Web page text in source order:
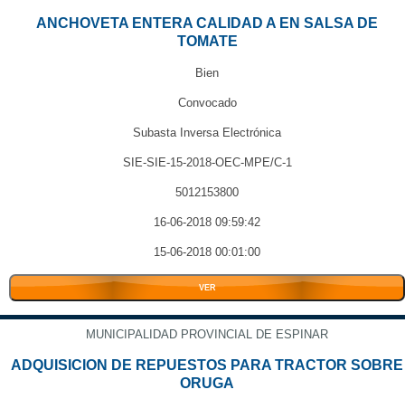
ANCHOVETA ENTERA CALIDAD A EN SALSA DE
TOMATE
Bien
Convocado
Subasta Inversa Electrónica
SIE-SIE-15-2018-OEC-MPE/C-1
5012153800
16-06-2018 09:59:42
15-06-2018 00:01:00
VER
MUNICIPALIDAD PROVINCIAL DE ESPINAR
ADQUISICION DE REPUESTOS PARA TRACTOR SOBRE
ORUGA